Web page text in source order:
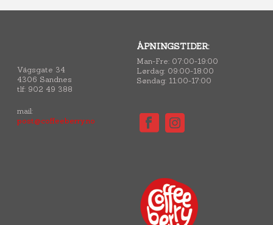
Vågsgate 34
4306 Sandnes
tlf: 902 49 388
mail:
post@coffeeberry.no
ÅPNINGSTIDER:
Man-Fre: 07:00-19:00
Lørdag: 09:00-18:00
Søndag: 11:00-17:00